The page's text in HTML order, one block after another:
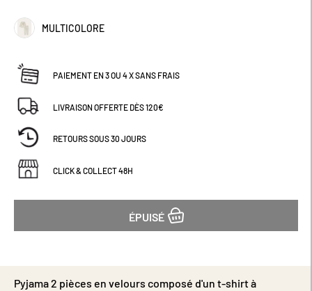
MULTICOLORE
PAIEMENT EN 3 OU 4 X SANS FRAIS
LIVRAISON OFFERTE DÈS 120€
RETOURS SOUS 30 JOURS
CLICK & COLLECT 48H
ÉPUISÉ
Pyjama 2 pièces en velours composé d'un t-shirt à